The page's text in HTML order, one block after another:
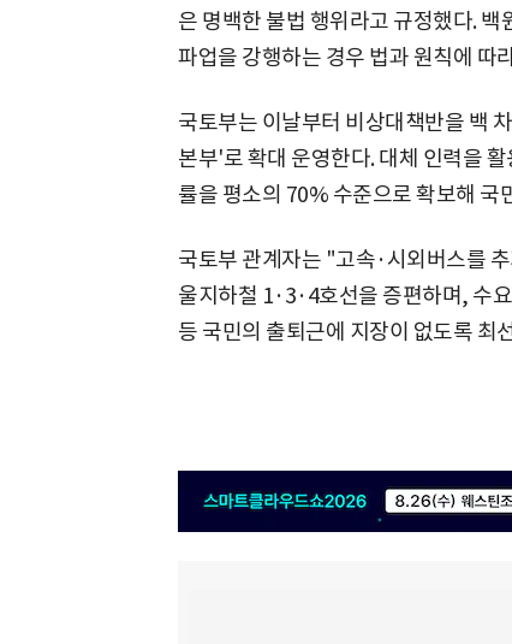
은 명백한 불법 행위라고 규정했다.
파업을 강행하는 경우 법과 원칙에 따
국토부는 이날부터 비상대책반을 백
본부'로 확대 운영한다. 대체 인력을
률을 평소의 70% 수준으로 확보해 국
국토부 관계자는 "고속·시외버스를
울지하철 1·3·4호선을 증편하며, 수
등 국민의 출퇴근에 지장이 없도록 최